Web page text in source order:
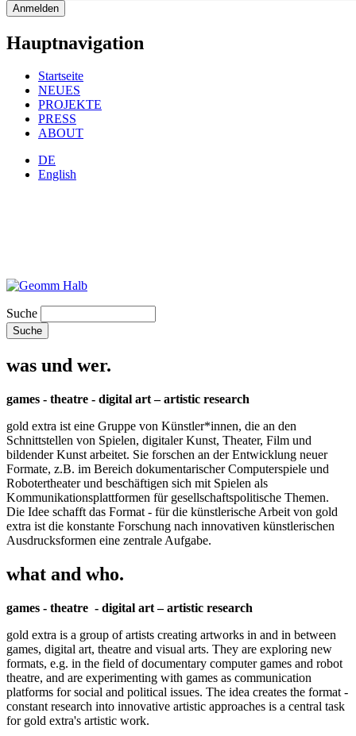
Hauptnavigation
Startseite
NEUES
PROJEKTE
PRESS
ABOUT
DE
English
Suche
was und wer.
games - theatre - digital art – artistic research
gold extra ist eine Gruppe von Künstler*innen, die an den
Schnittstellen von Spielen, digitaler Kunst, Theater, Film und
bildender Kunst arbeitet. Sie forschen an der Entwicklung neuer
Formate, z.B. im Bereich dokumentarischer Computerspiele und
Robotertheater und beschäftigen sich mit Spielen als
Kommunikationsplattformen für gesellschaftspolitische Themen.
Die Idee schafft das Format - für die künstlerische Arbeit von gold
extra ist die konstante Forschung nach innovativen künstlerischen
Ausdrucksformen eine zentrale Aufgabe.
what and who.
games - theatre - digital art – artistic research
gold extra is a group of artists creating artworks in and in between
games, digital art, theatre and visual arts. They are exploring new
formats, e.g. in the field of documentary computer games and robot
theatre, and are experimenting with games as communication
platforms for social and political issues. The idea creates the format -
constant research into innovative artistic approaches is a central task
for gold extra's artistic work.